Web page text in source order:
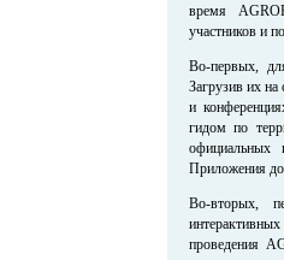
время
участников и
Во-первых,
Загрузив их на
и
гидом по
официальных
Приложения
Во-вторых,
проведения